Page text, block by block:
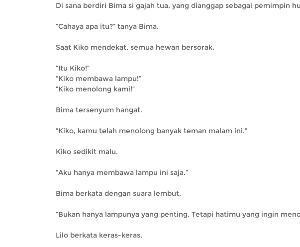
Di sana berdiri Bima si gajah tua, yang dianggap sebagai pemimpin
“Cahaya apa itu?” tanya Bima.
Saat Kiko mendekat, semua hewan bersorak.
“Itu Kiko!”
“Kiko membawa lampu!”
“Kiko menolong kami!”
Bima tersenyum hangat.
“Kiko, kamu telah menolong banyak teman malam ini.”
Kiko sedikit malu.
“Aku hanya membawa lampu ini saja.”
Bima berkata dengan suara lembut,
“Bukan hanya lampunya yang penting. Tetapi hatimu yang ingin
Lilo berkata keras-keras,